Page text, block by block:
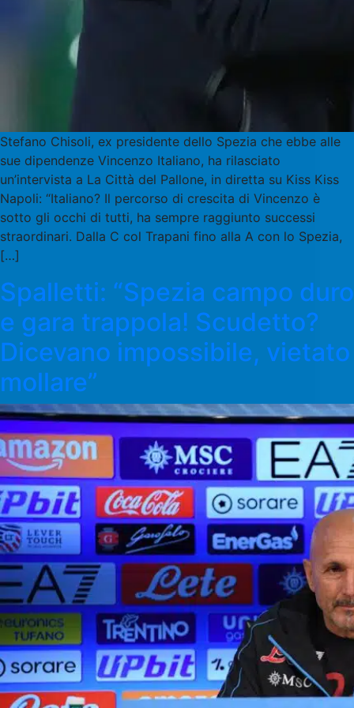
Stefano Chisoli, ex presidente dello Spezia che ebbe alle
sue dipendenze Vincenzo Italiano, ha rilasciato
un’intervista a La Città del Pallone, in diretta su Kiss Kiss
Napoli: “Italiano? Il percorso di crescita di Vincenzo è
sotto gli occhi di tutti, ha sempre raggiunto successi
straordinari. Dalla C col Trapani fino alla A con lo Spezia,
[…]
Spalletti: “Spezia campo duro
e gara trappola! Scudetto?
Dicevano impossibile, vietato
mollare”